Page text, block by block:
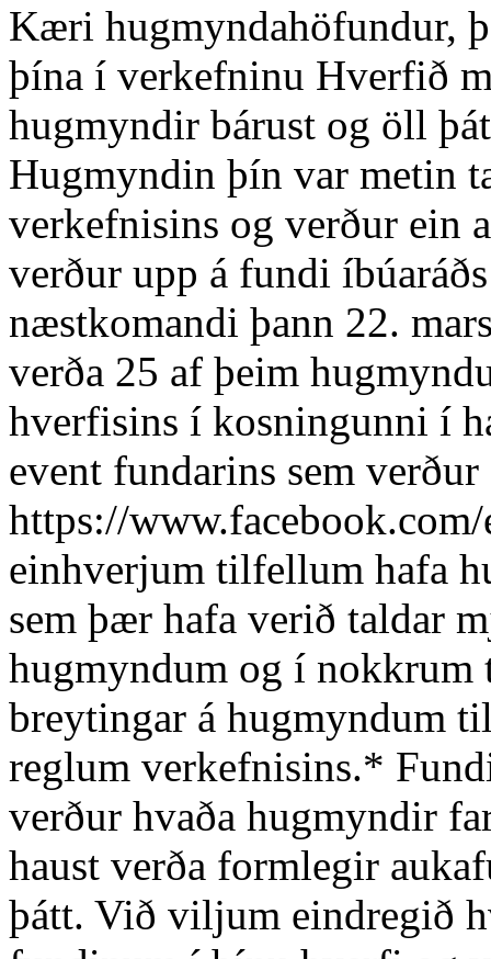
Kæri hugmyndahöfundur,
þína í verkefninu Hverfið
hugmyndir bárust og öll
Hugmyndin þín var metin
verkefnisins og verður ein
verður upp á fundi
næstkomandi þann 22.
verða 25 af þeim
hverfisins í kosningunni í
event fundarins sem
https://
einhverjum tilfellum hafa
sem þær hafa verið taldar
hugmyndum og í
breytingar á hugmyndum
reglum verkefnisins.*
verður hvaða hugmyndir
haust verða formlegir
þátt. Við viljum eindregið